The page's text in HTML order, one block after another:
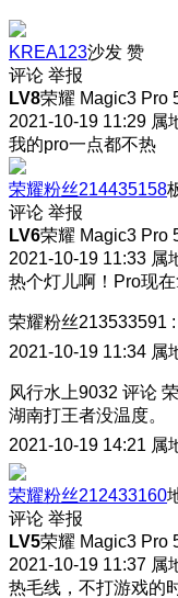
KREA123沙发 赞
评论 举报
LV8荣耀 Magic3 Pro
2021-10-19 11:29 属
我的pro一点都不热
荣耀粉丝214435158
评论 举报
LV6荣耀 Magic3 Pro
2021-10-19 11:33 属
热个灯儿啊！Pro现
荣耀粉丝213533591 :
2021-10-19 11:34 属
风行水上9032 评论
湖南打王者没温度。
2021-10-19 14:21 属
荣耀粉丝212433160
评论 举报
LV5荣耀 Magic3 Pro
2021-10-19 11:37 属
热毛线，不打游戏的